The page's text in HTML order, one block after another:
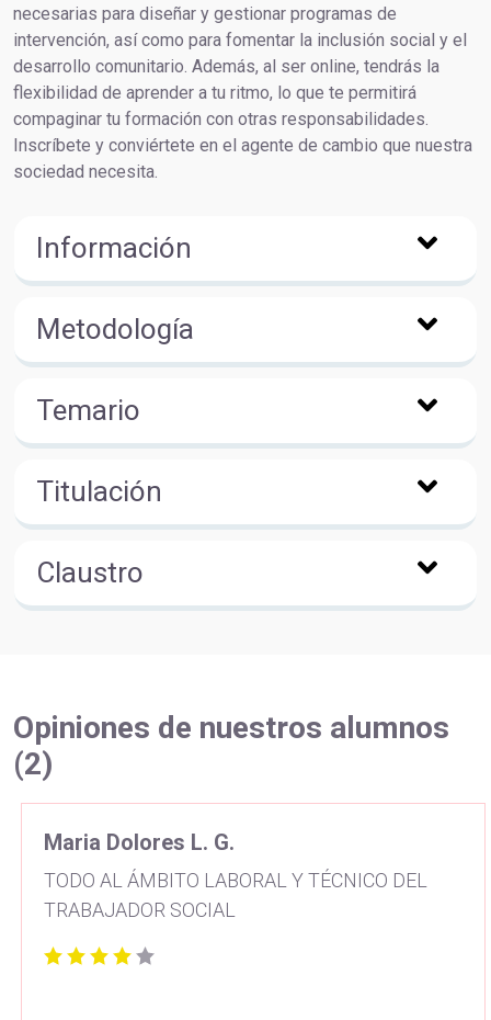
necesarias para diseñar y gestionar programas de
intervención, así como para fomentar la inclusión social y el
desarrollo comunitario. Además, al ser online, tendrás la
flexibilidad de aprender a tu ritmo, lo que te permitirá
compaginar tu formación con otras responsabilidades.
Inscríbete y conviértete en el agente de cambio que nuestra
sociedad necesita.
Información
Metodología
Temario
Titulación
Claustro
Opiniones de nuestros alumnos
(2)
Maria Dolores L. G.
TODO AL ÁMBITO LABORAL Y TÉCNICO DEL
TRABAJADOR SOCIAL